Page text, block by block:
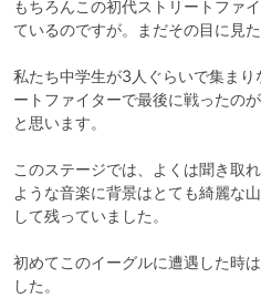
もちろんこの初代ストリートファ
ているのですが。まだその目に見
私たち中学生が3人ぐらいで集ま
ートファイターで最後に戦ったの
と思います。
このステージでは、よくは聞き取
ような音楽に背景はとても綺麗な
して残っていました。
初めてこのイーグルに遭遇した時
した。